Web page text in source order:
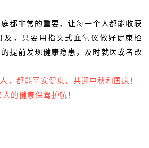
都非常的重要，让每一个人都能收获
及，只要用指夹式血氧仪做好健康检
提前发现健康隐患，及时就医或者改
，都能平安健康，共迎中秋和国庆！
的健康保驾护航！